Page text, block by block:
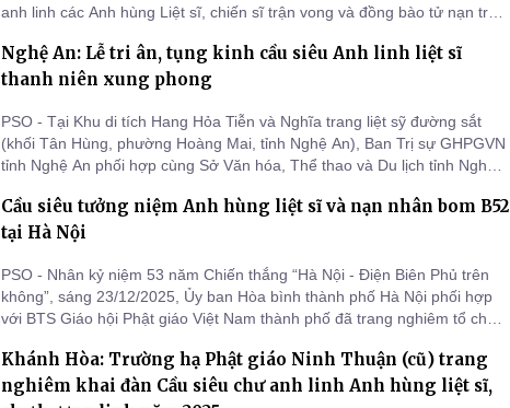
anh linh các Anh hùng Liệt sĩ, chiến sĩ trận vong và đồng bào tử nạn trên
Nghệ An: Lễ tri ân, tụng kinh cầu siêu Anh linh liệt sĩ
thanh niên xung phong
PSO - Tại Khu di tích Hang Hỏa Tiễn và Nghĩa trang liệt sỹ đường sắt
(khối Tân Hùng, phường Hoàng Mai, tỉnh Nghệ An), Ban Trị sự GHPGVN
tỉnh Nghệ An phối hợp cùng Sở Văn hóa, Thể thao và Du lịch tỉnh Nghệ
phong đã anh dũng hy sinh.
Cầu siêu tưởng niệm Anh hùng liệt sĩ và nạn nhân bom B52
tại Hà Nội
PSO - Nhân kỷ niệm 53 năm Chiến thắng “Hà Nội - Điện Biên Phủ trên
không”, sáng 23/12/2025, Ủy ban Hòa bình thành phố Hà Nội phối hợp
với BTS Giáo hội Phật giáo Việt Nam thành phố đã trang nghiêm tổ chức
Khánh Hòa: Trường hạ Phật giáo Ninh Thuận (cũ) trang
nghiêm khai đàn Cầu siêu chư anh linh Anh hùng liệt sĩ,